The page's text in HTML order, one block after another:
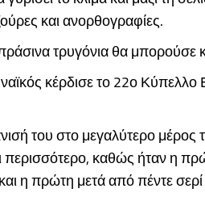
και ανορθογραφίες.
τρυγόνια θα μπορούσε
κέρδισε το 22ο Κύπελλο
του στο μεγαλύτερο μέρος
καθώς ήταν η
η πρώτη μετά από πέντε σερί